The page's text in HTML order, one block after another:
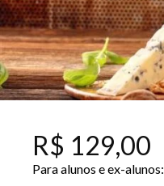
R$ 129,00
Para alunos e ex-alunos: